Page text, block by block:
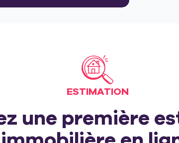
ESTIMATION
une première